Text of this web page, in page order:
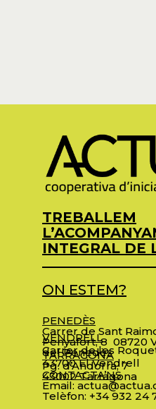
TREBALLEM
INTEGRAL DE
ON ESTEM?
PENEDÈS
Carrer de Sant
Penyafort, 8 08720
del Penedès
VENDRELL
Carrer de les
43700 El Vendrell
TARRAGONA
Pg. d’Andorra, 7
43002 Tarragona
CONTACTA’NS
Email:
Telèfon: +34 932 24